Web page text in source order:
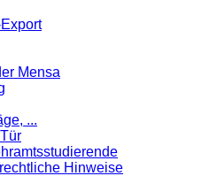
Mensa
...
Hinweise